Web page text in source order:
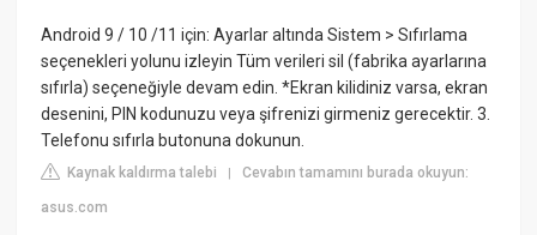
Android 9 / 10 /11 için: Ayarlar altında Sistem > Sıfırlama
seçenekleri yolunu izleyin Tüm verileri sil (fabrika ayarlarına
sıfırla) seçeneğiyle devam edin. *Ekran kilidiniz varsa, ekran
desenini, PIN kodunuzu veya şifrenizi girmeniz gerecektir. 3.
Telefonu sıfırla butonuna dokunun.
Kaynak kaldırma talebi |Cevabın tamamını burada okuyun:
asus.com